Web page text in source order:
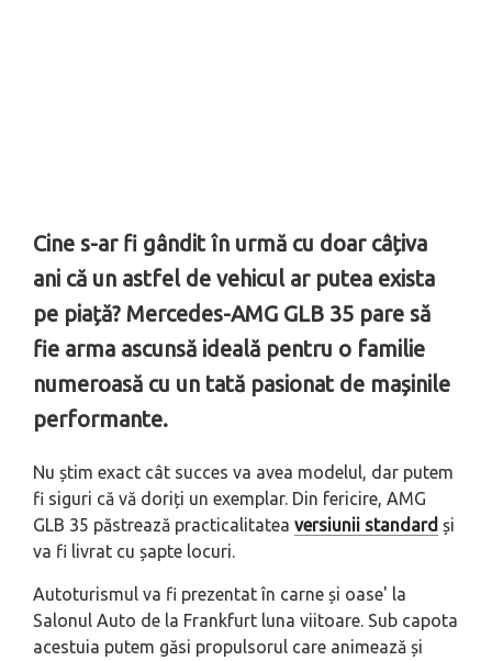
Cine s-ar fi gândit în urmă cu doar câțiva
ani că un astfel de vehicul ar putea exista
pe piață? Mercedes-AMG GLB 35 pare să
fie arma ascunsă ideală pentru o familie
numeroasă cu un tată pasionat de mașinile
performante.
Nu știm exact cât succes va avea modelul, dar putem
fi siguri că vă doriți un exemplar. Din fericire, AMG
GLB 35 păstrează practicalitatea versiunii standard și
va fi livrat cu șapte locuri.
Autoturismul va fi prezentat în carne și oase' la
Salonul Auto de la Frankfurt luna viitoare. Sub capota
acestuia putem găsi propulsorul care animează și